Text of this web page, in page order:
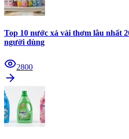
Top 10 nước xả vải thơm lâu nhất
người dùng
2800